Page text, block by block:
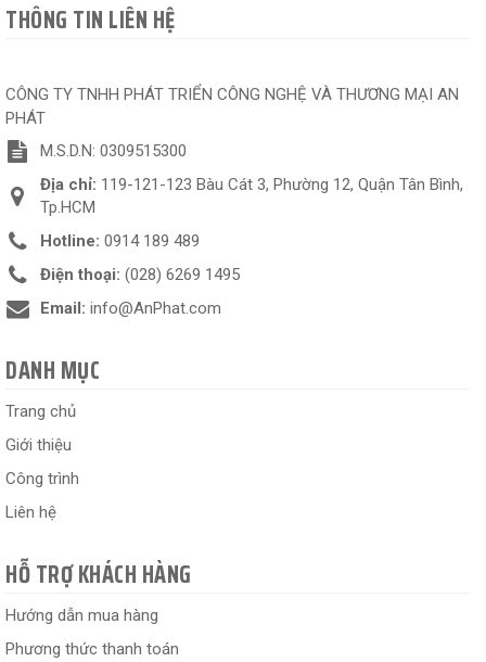
THÔNG TIN LIÊN HỆ
CÔNG TY TNHH PHÁT TRIỂN CÔNG NGHỆ VÀ THƯƠNG MẠI AN
PHÁT
M.S.D.N: 0309515300
Địa chỉ: 119-121-123 Bàu Cát 3, Phường 12, Quận Tân Bình,
Tp.HCM
Hotline: 0914 189 489
Điện thoại: (028) 6269 1495
Email: info@AnPhat.com
DANH MỤC
Trang chủ
Giới thiệu
Công trình
Liên hệ
HỖ TRỢ KHÁCH HÀNG
Hướng dẫn mua hàng
Phương thức thanh toán